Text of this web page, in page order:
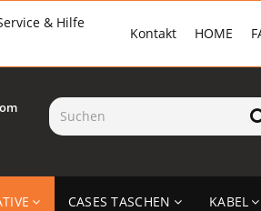
EMAIL-ADRESSE
HOME
Kontakt
& Hilfe
CASES TASCHEN KABEL